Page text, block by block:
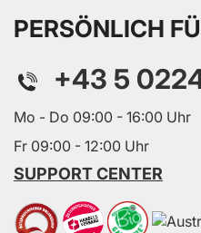
PERSÖNLICH
+43 5
Mo - Do 09:00 - 16:00 Uhr
Fr 09:00 - 12:00 Uhr
SUPPORT CENTER